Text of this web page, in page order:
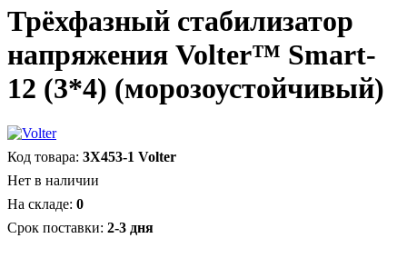
Трёхфазный стабилизатор
напряжения Volter™ Smart-
12 (3*4) (морозоустойчивый)
3X453-1 Volter
Нет в наличии
0
2-3 дня